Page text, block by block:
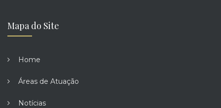
Mapa do Site
Home
Áreas de Atuação
Notícias